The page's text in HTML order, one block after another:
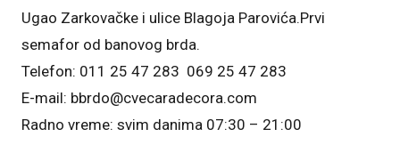
Ugao Zarkovačke i ulice Blagoja Parovića.Prvi
semafor od banovog brda.
Telefon: 011 25 47 283 069 25 47 283
E-mail: bbrdo@cvecaradecora.com
Radno vreme: svim danima 07:30 – 21:00